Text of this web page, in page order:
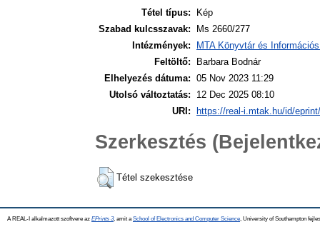
Tétel típus:
Kép
Szabad kulcsszavak:
Ms 2660/277
Intézmények:
MTA Könyvtár és
Feltöltő:
Barbara Bodnár
Elhelyezés dátuma: 05 Nov 2023 11:29
Utolsó változtatás:
12 Dec 2025 08:10
URI:
https://real-i.mtak.hu/id/
Szerkesztés
Tétel szekesztése
A REAL-I alkalmazott szoftvere az EPrints 3, amit a School of Electronics and Computer Science , University of Southampton